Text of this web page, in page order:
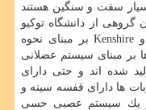
سفت و سنگین هستند
از دانشگاه توكیو
ربات های انسان نمایی به نام Kengoro و Kenshire بر مبنای نحوه
بر مبنای سیستم عضلانی
شده اند و حتی دارای
ها دارای قفسه سینه و
یك سیستم عصبی حسی